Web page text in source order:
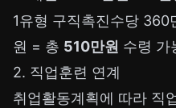
1유형 구직촉진수당
원 = 총 510만원 수령 가
2. 직업훈련 연계
취업활동계획에 따라 직